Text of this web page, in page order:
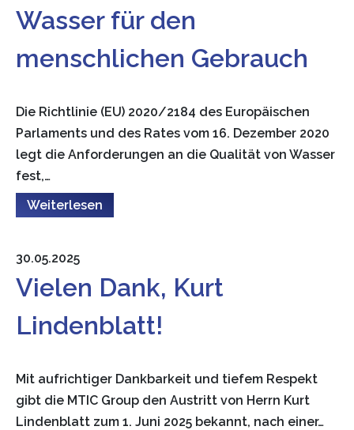
Wasser für den
menschlichen Gebrauch
Die Richtlinie (EU) 2020/2184 des Europäischen
Parlaments und des Rates vom 16. Dezember 2020
legt die Anforderungen an die Qualität von Wasser
fest,…
Weiterlesen
30.05.2025
Vielen Dank, Kurt
Lindenblatt!
Mit aufrichtiger Dankbarkeit und tiefem Respekt
gibt die MTIC Group den Austritt von Herrn Kurt
Lindenblatt zum 1. Juni 2025 bekannt, nach einer…